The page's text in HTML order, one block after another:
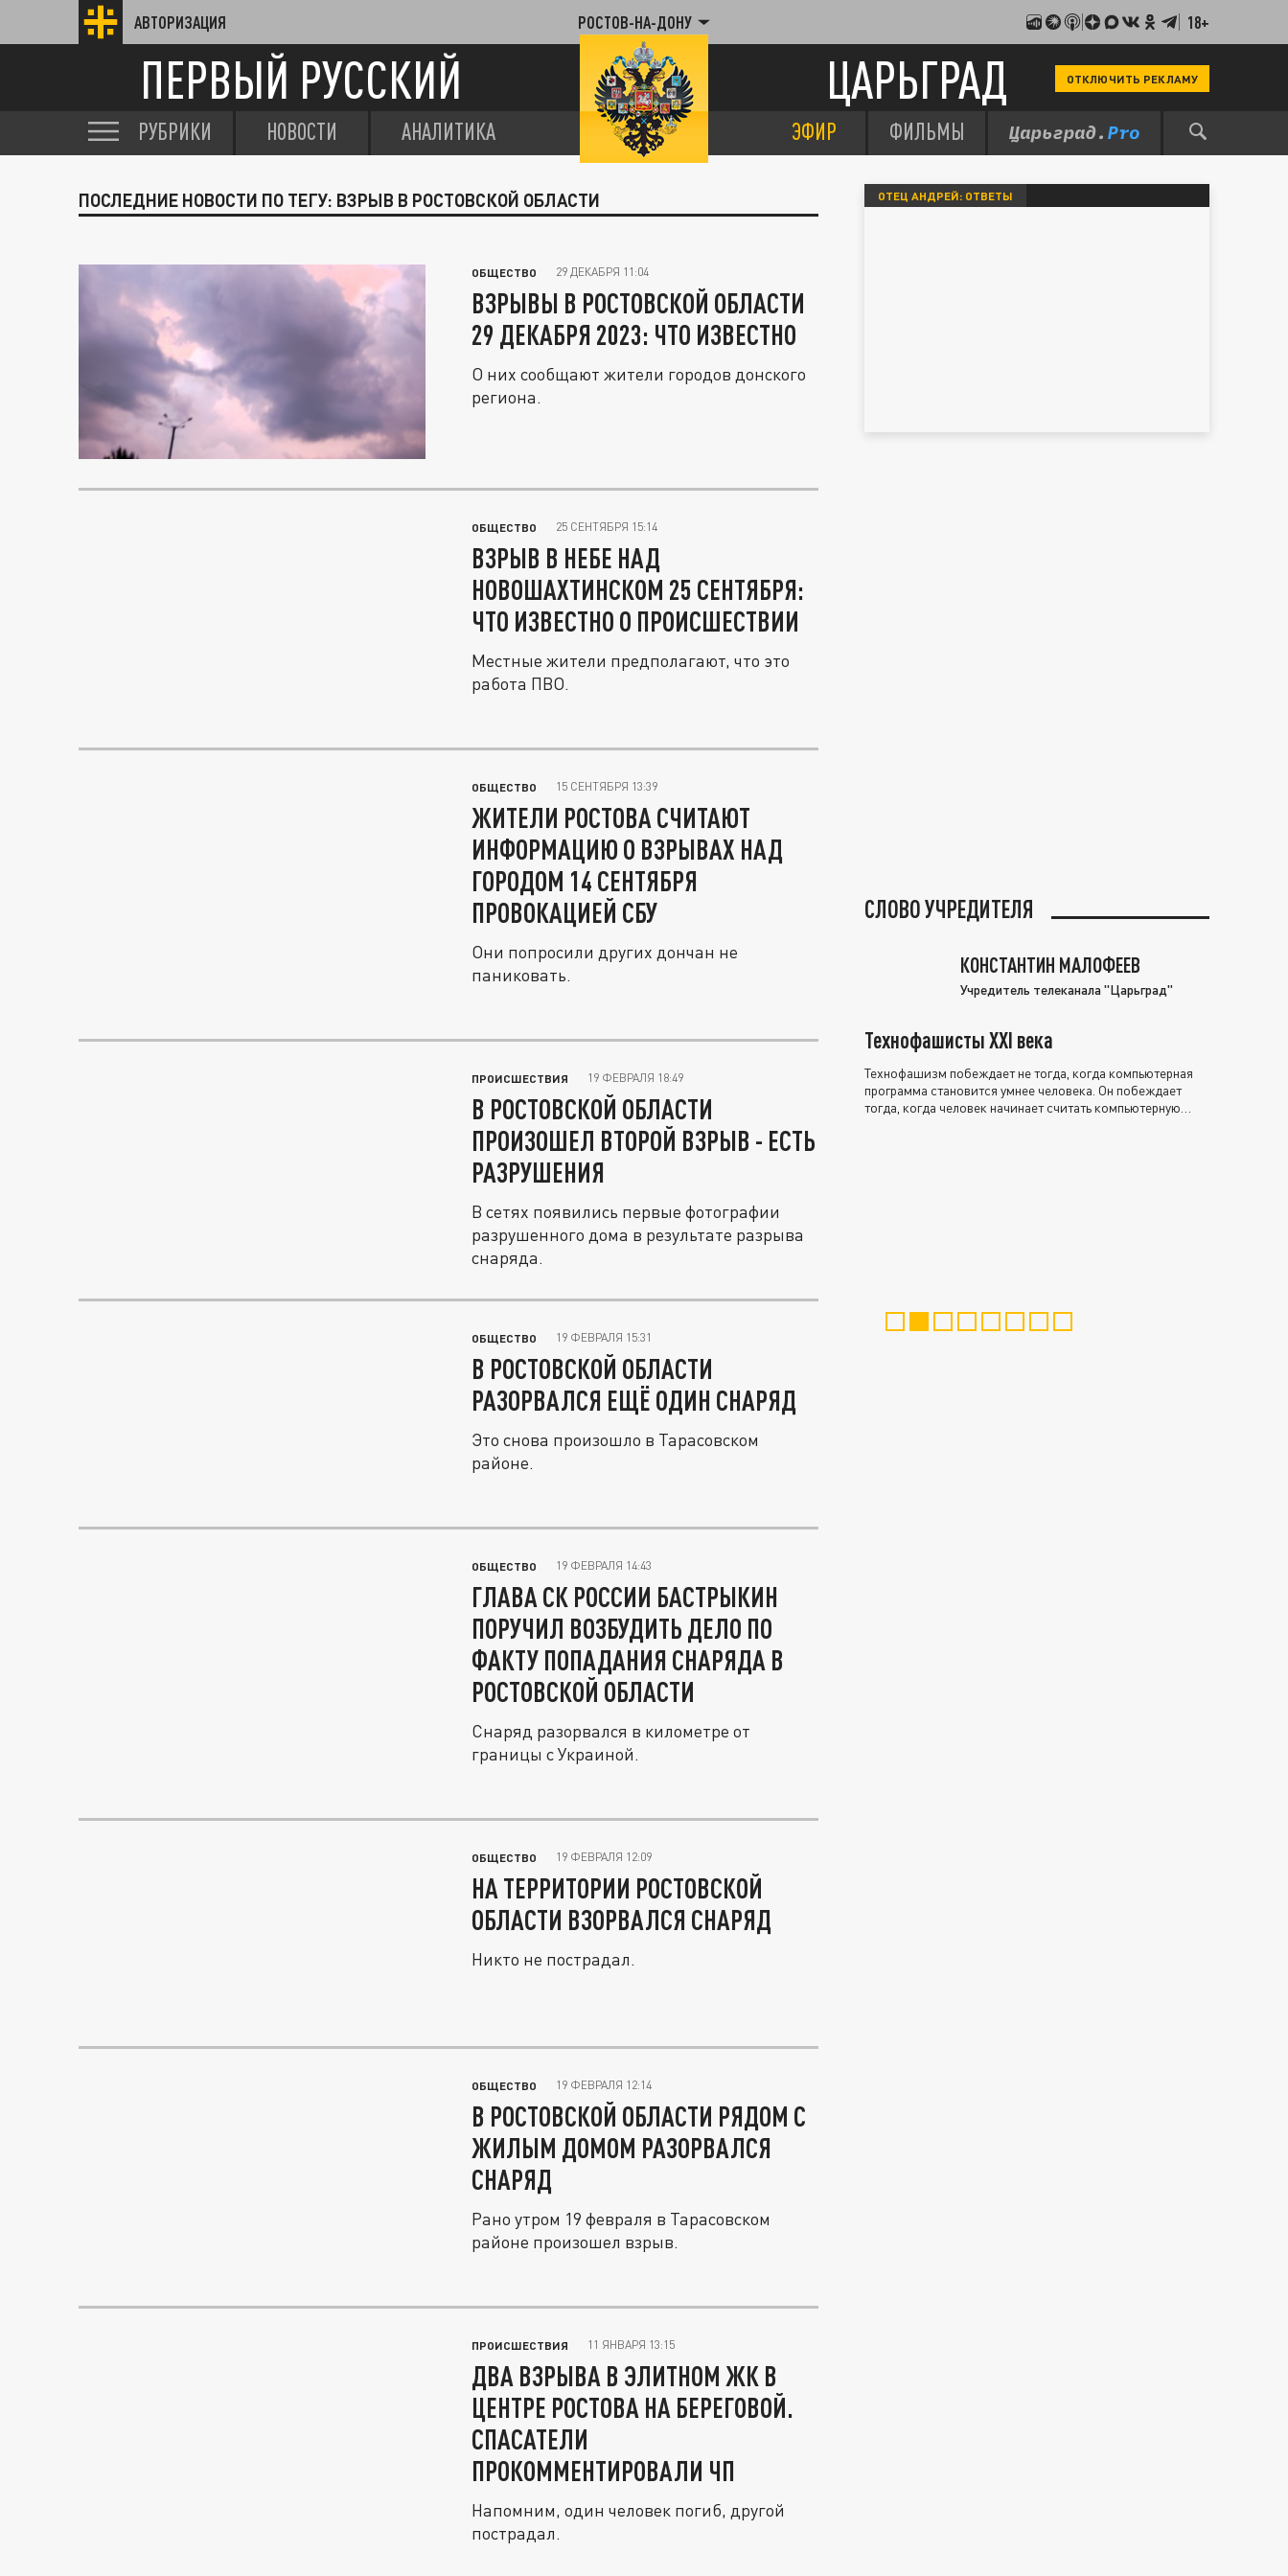
АВТОРИЗАЦИЯ РОСТОВ-НА-ДОНУ 18+
ПЕРВЫЙ РУССКИЙ ЦАРЬГРАД ОТКЛЮЧИТЬ РЕКЛАМУ
РУБРИКИ НОВОСТИ АНАЛИТИКА ЭФИР ФИЛЬМЫ
ПОСЛЕДНИЕ НОВОСТИ ПО ТЕГУ: ВЗРЫВ В РОСТОВСКОЙ ОБЛАСТИ
ОБЩЕСТВО 29 ДЕКАБРЯ 11:04
ВЗРЫВЫ В РОСТОВСКОЙ ОБЛАСТИ
29 ДЕКАБРЯ 2023: ЧТО ИЗВЕСТНО
О них сообщают жители городов донского
региона.
ОБЩЕСТВО 25 СЕНТЯБРЯ 15:14
ВЗРЫВ В НЕБЕ НАД
НОВОШАХТИНСКОМ 25 СЕНТЯБРЯ:
ЧТО ИЗВЕСТНО О ПРОИСШЕСТВИИ
Местные жители предполагают, что это
работа ПВО.
ОБЩЕСТВО 15 СЕНТЯБРЯ 13:39
ЖИТЕЛИ РОСТОВА СЧИТАЮТ
ИНФОРМАЦИЮ О ВЗРЫВАХ НАД
ГОРОДОМ 14 СЕНТЯБРЯ
ПРОВОКАЦИЕЙ СБУ
Они попросили других дончан не
паниковать.
ПРОИСШЕСТВИЯ 19 ФЕВРАЛЯ 18:49
В РОСТОВСКОЙ ОБЛАСТИ
ПРОИЗОШЕЛ ВТОРОЙ ВЗРЫВ - ЕСТЬ
РАЗРУШЕНИЯ
В сетях появились первые фотографии
разрушенного дома в результате разрыва
снаряда.
ОБЩЕСТВО 19 ФЕВРАЛЯ 15:31
В РОСТОВСКОЙ ОБЛАСТИ
РАЗОРВАЛСЯ ЕЩЁ ОДИН СНАРЯД
Это снова произошло в Тарасовском
районе.
ОБЩЕСТВО 19 ФЕВРАЛЯ 14:43
ГЛАВА СК РОССИИ БАСТРЫКИН
ПОРУЧИЛ ВОЗБУДИТЬ ДЕЛО ПО
ФАКТУ ПОПАДАНИЯ СНАРЯДА В
РОСТОВСКОЙ ОБЛАСТИ
Снаряд разорвался в километре от
границы с Украиной.
ОБЩЕСТВО 19 ФЕВРАЛЯ 12:09
НА ТЕРРИТОРИИ РОСТОВСКОЙ
ОБЛАСТИ ВЗОРВАЛСЯ СНАРЯД
Никто не пострадал.
ОБЩЕСТВО 19 ФЕВРАЛЯ 12:14
В РОСТОВСКОЙ ОБЛАСТИ РЯДОМ С
ЖИЛЫМ ДОМОМ РАЗОРВАЛСЯ
СНАРЯД
Рано утром 19 февраля в Тарасовском
районе произошел взрыв.
ПРОИСШЕСТВИЯ 11 ЯНВАРЯ 13:15
ДВА ВЗРЫВА В ЭЛИТНОМ ЖК В
ЦЕНТРЕ РОСТОВА НА БЕРЕГОВОЙ.
СПАСАТЕЛИ
ПРОКОММЕНТИРОВАЛИ ЧП
Напомним, один человек погиб, другой
пострадал.
ОТЕЦ АНДРЕЙ: ОТВЕТЫ
СЛОВО УЧРЕДИТЕЛЯ
КОНСТАНТИН МАЛОФЕЕВ
Учредитель телеканала "Царьград"
Технофашисты XXI века
Технофашизм побеждает не тогда, когда компьютерная
программа становится умнее человека. Он побеждает
тогда, когда человек начинает считать компьютерную